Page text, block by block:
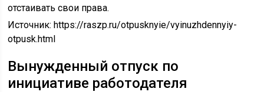
отстаивать свои права.
Источник:https://raszp.ru/otpusknyie/vyinuzhdennyiy-
otpusk.html
Вынужденный отпуск по
инициативе работодателя